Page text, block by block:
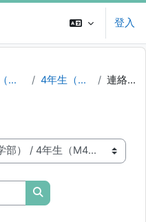
登入
医学科（学部） 4年生（M4） 連絡事項
搜尋課程